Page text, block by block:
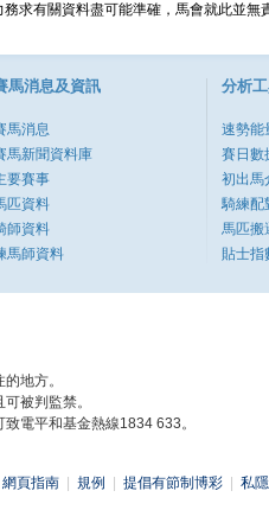
求有關資料盡可能準確，馬會就此並
馬消息及資訊
馬消息
馬新聞資料庫
要賽事
匹資料
師資料
馬師資料
分析
速勢能
賽日數
初出馬
騎練配
馬匹搬
貼士指
地方。
被判監禁。
電平和基金熱線1834 633。
網頁指南 規例 提倡有節制博彩 私